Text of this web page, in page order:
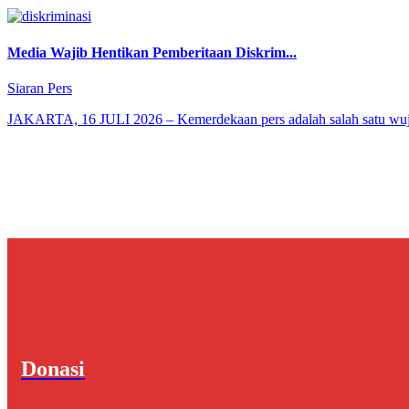
Media Wajib Hentikan Pemberitaan Diskrim...
Siaran Pers
JAKARTA, 16 JULI 2026 – Kemerdekaan pers adalah salah satu
Donasi